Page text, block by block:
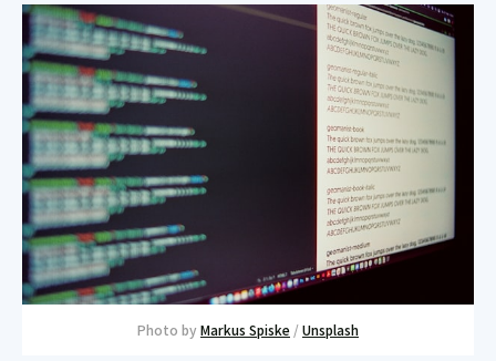
Photo by Markus Spiske /Unsplash